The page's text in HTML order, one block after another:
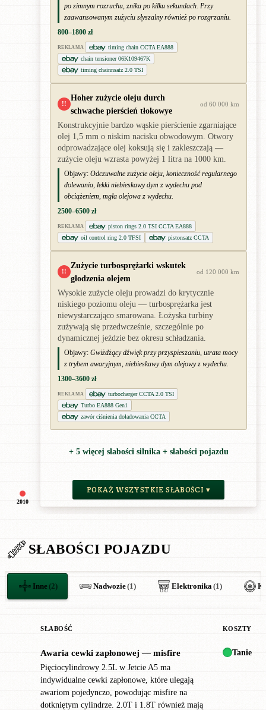
2010
po zimnym rozruchu, znika po kilku sekundach. Przy
zaawansowanym zużyciu słyszalny również po rozgrzaniu.
800–1800 zł
REKLAMA
timing chain CCTA EA888
chain tensioner 06K109467K
timing chainnsatz 2.0 TSI
!!
Hoher zużycie oleju durch
schwache pierścień tłokowye
od 60 000 km
Konstrukcyjnie bardzo wąskie pierścienie zgarniające
olej 1,5 mm o niskim nacisku obwodowym. Otwory
odprowadzające olej koksują się i zakleszczają —
zużycie oleju wzrasta powyżej 1 litra na 1000 km.
Objawy: Odczuwalne zużycie oleju, konieczność regularnego
dolewania, lekki niebieskawy dym z wydechu pod
obciążeniem, mgła olejowa z wydechu.
2500–6500 zł
REKLAMA
piston rings 2.0 TSI CCTA EA888
oil control ring 2.0 TFSI
pistonsatz CCTA
!!
Zużycie turbosprężarki wskutek
głodzenia olejem
od 120 000 km
Wysokie zużycie oleju prowadzi do krytycznie
niskiego poziomu oleju — turbosprężarka jest
niewystarczająco smarowana. Łożyska turbiny
zużywają się przedwcześnie, szczególnie po
dynamicznej jeździe bez okresu schładzania.
Objawy: Gwiżdżący dźwięk przy przyspieszaniu, utrata mocy
z trybem awaryjnym, niebieskawy dym olejowy z wydechu.
1300–3600 zł
REKLAMA
turbocharger CCTA 2.0 TSI
Turbo EA888 Gen1
zawór ciśnienia doładowania CCTA
+ 5 więcej słabości silnika + słabości pojazdu
POKAŻ WSZYSTKIE SŁABOŚCI ▾
SŁABOŚCI POJAZDU
Inne(2) Nadwozie(1) Elektronika (1)
SŁABOŚĆ KOSZTY
Awaria cewki zapłonowej — misfire
Pięciocylindrowy 2.5L w Jetcie A5 ma
indywidualne cewki zapłonowe, które ulegają
awariom pojedynczo, powodując misfire na
dotkniętym cylindrze. 2.0T i 1.8T również mają
Tanie